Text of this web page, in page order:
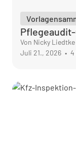
Von Nicky Liedtke
Juli 21., 2026 • 4